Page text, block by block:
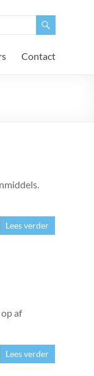
Contact
Lees verder
af
Lees verder